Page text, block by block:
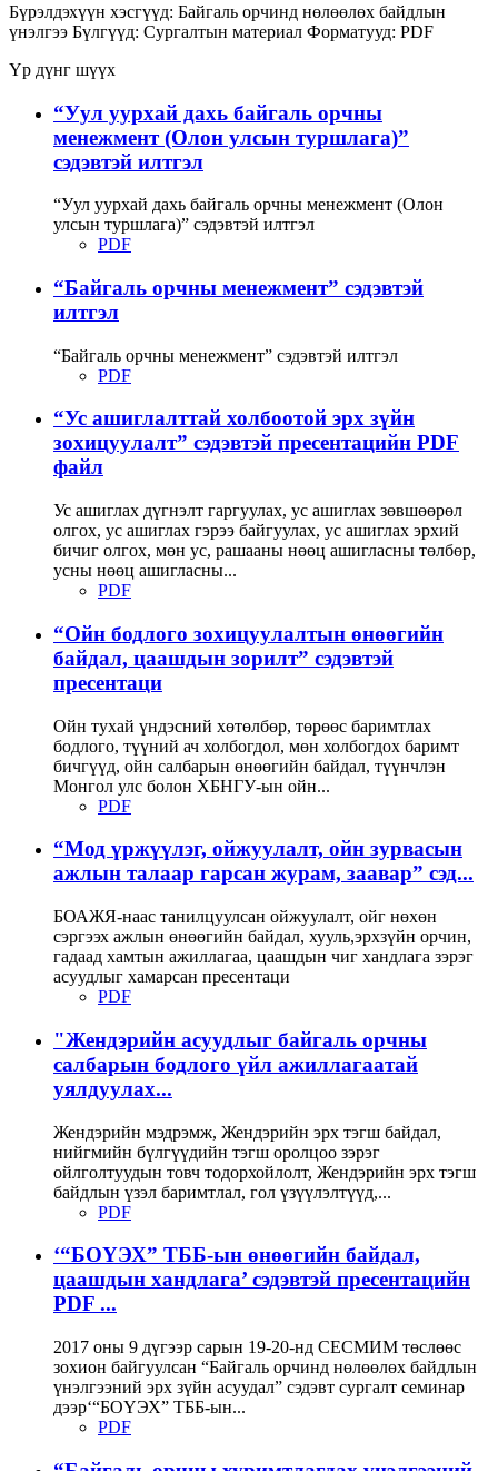
Бүрэлдэхүүн хэсгүүд: Байгаль орчинд нөлөөлөх байдлын
үнэлгээ Бүлгүүд: Сургалтын материал Форматууд: PDF
Үр дүнг шүүх
“Уул уурхай дахь байгаль орчны
менежмент (Олон улсын туршлага)”
сэдэвтэй илтгэл
“Уул уурхай дахь байгаль орчны менежмент (Олон
улсын туршлага)” сэдэвтэй илтгэл
PDF
“Байгаль орчны менежмент” сэдэвтэй
илтгэл
“Байгаль орчны менежмент” сэдэвтэй илтгэл
PDF
“Ус ашиглалттай холбоотой эрх зүйн
зохицуулалт” сэдэвтэй пресентацийн PDF
файл
Ус ашиглах дүгнэлт гаргуулах, ус ашиглах зөвшөөрөл
олгох, ус ашиглах гэрээ байгуулах, ус ашиглах эрхий
бичиг олгох, мөн ус, рашааны нөөц ашигласны төлбөр,
усны нөөц ашигласны...
PDF
“Ойн бодлого зохицуулалтын өнөөгийн
байдал, цаашдын зорилт” сэдэвтэй
пресентаци
Ойн тухай үндэсний хөтөлбөр, төрөөс баримтлах
бодлого, түүний ач холбогдол, мөн холбогдох баримт
бичгүүд, ойн салбарын өнөөгийн байдал, түүнчлэн
Монгол улс болон ХБНГУ-ын ойн...
PDF
“Мод үржүүлэг, ойжуулалт, ойн зурвасын
ажлын талаар гарсан журам, заавар” сэд...
БОАЖЯ-наас танилцуулсан ойжуулалт, ойг нөхөн
сэргээх ажлын өнөөгийн байдал, хууль,эрхзүйн орчин,
гадаад хамтын ажиллагаа, цаашдын чиг хандлага зэрэг
асуудлыг хамарсан пресентаци
PDF
"Жендэрийн асуудлыг байгаль орчны
салбарын бодлого үйл ажиллагаатай
уялдуулах...
Жендэрийн мэдрэмж, Жендэрийн эрх тэгш байдал,
нийгмийн бүлгүүдийн тэгш оролцоо зэрэг
ойлголтуудын товч тодорхойлолт, Жендэрийн эрх тэгш
байдлын үзэл баримтлал, гол үзүүлэлтүүд,...
PDF
‘“БОҮЭХ” ТББ-ын өнөөгийн байдал,
цаашдын хандлага’ сэдэвтэй пресентацийн
PDF ...
2017 оны 9 дүгээр сарын 19-20-нд СЕСМИМ төслөөс
зохион байгуулсан “Байгаль орчинд нөлөөлөх байдлын
үнэлгээний эрх зүйн асуудал” сэдэвт сургалт семинар
дээр‘“БОҮЭХ” ТББ-ын...
PDF